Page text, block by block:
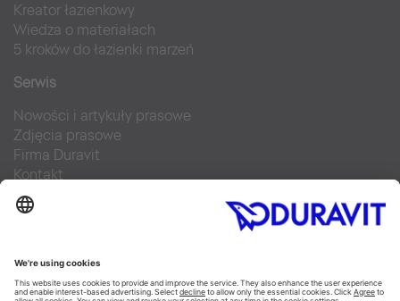
Kreator łazienkowy
Wiedza o materiałach
5 kroków do łazienki marzeń
Serwis
Nowości i artykuły prasowe
Zdjęcia prasowe
Firma Duravit
Kontakt
Najczęściej zadawane pytania
Facebook
Instagram
Pinterest
Blog